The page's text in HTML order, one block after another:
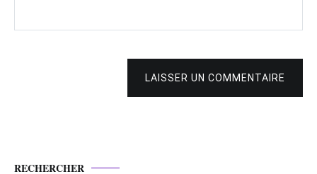
LAISSER UN COMMENTAIRE
RECHERCHER